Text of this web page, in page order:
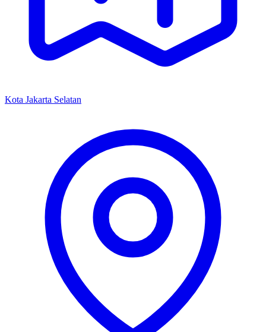
Kota Jakarta Selatan